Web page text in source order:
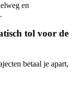
en
tol voor de
betaal je apart,